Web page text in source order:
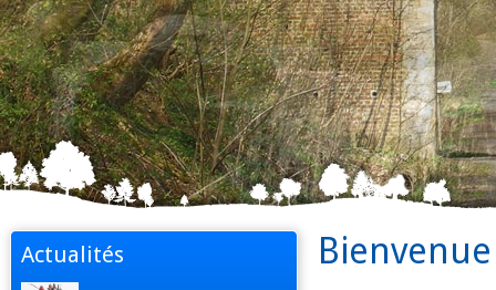
Actualités